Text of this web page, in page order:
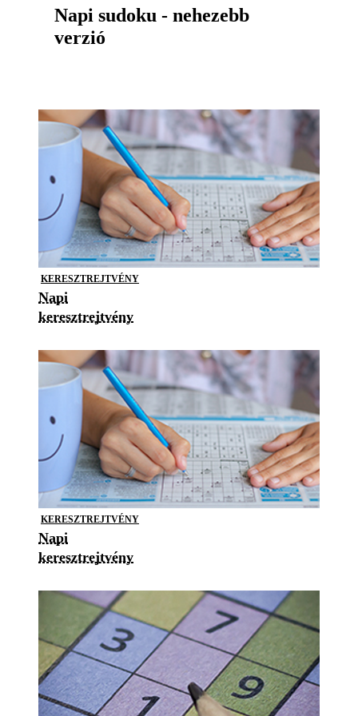
Napi sudoku - nehezebb
verzió
KERESZTREJTVÉNY
Napi
keresztrejtvény
KERESZTREJTVÉNY
Napi
keresztrejtvény